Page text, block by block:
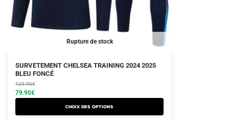
Rupture de stock
SURVETEMENT CHELSEA TRAINING 2024 2025
BLEU FONCÉ
129.90€
Le
prix
initial
était :
79.90€
Le
prix
actuel
est :
Choix des options
Ce
produit
a
plusieurs
variations.